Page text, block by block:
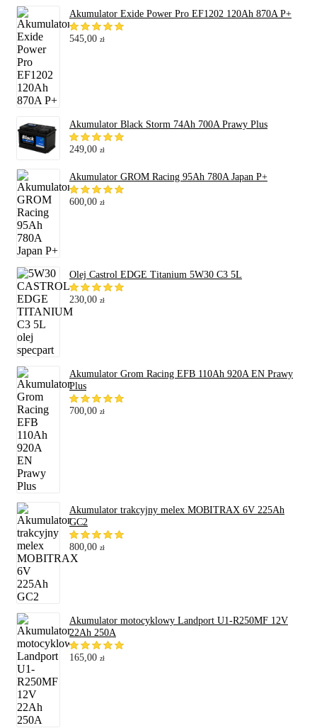
Akumulator Exide Power Pro EF1202 120Ah 870A P+
545,00 zł
Akumulator Black Storm 74Ah 700A Prawy Plus
249,00 zł
Akumulator GROM Racing 95Ah 780A Japan P+
600,00 zł
Olej Castrol EDGE Titanium 5W30 C3 5L
230,00 zł
Akumulator Grom Racing EFB 110Ah 920A EN Prawy
Plus
700,00 zł
Akumulator trakcyjny melex MOBITRAX 6V 225Ah
GC2
800,00 zł
Akumulator motocyklowy Landport U1-R250MF 12V
22Ah 250A
165,00 zł